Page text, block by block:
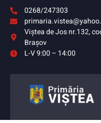
0268/247303
Viştea de Jos nr.132,
Braşov
L-V 9:00 – 14:00